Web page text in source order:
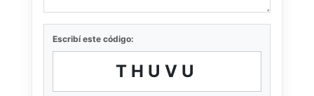
Escribí este código:
THUVU